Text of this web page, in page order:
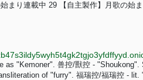
まり連載中 29 【自主製作】月歌の始
as "Kemoner". 兽控/獸控 -
of "furry". 福瑞控/福瑞控 -